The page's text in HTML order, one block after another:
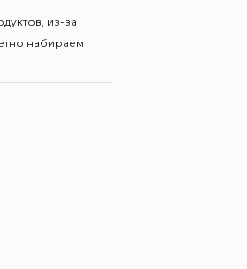
из-за
набираем